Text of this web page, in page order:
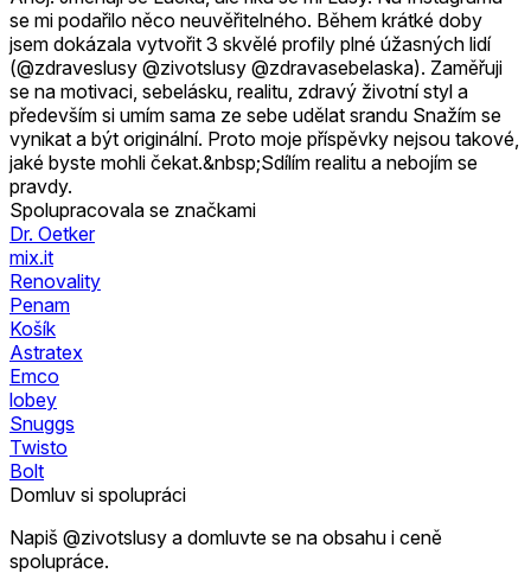
se mi podařilo něco neuvěřitelného. Během krátké doby
jsem dokázala vytvořit 3 skvělé profily plné úžasných lidí
(@zdraveslusy @zivotslusy @zdravasebelaska). Zaměřuji
se na motivaci, sebelásku, realitu, zdravý životní styl a
především si umím sama ze sebe udělat srandu Snažím se
vynikat a být originální. Proto moje příspěvky nejsou takové,
jaké byste mohli čekat.&nbsp;Sdílím realitu a nebojím se
pravdy.
Spolupracovala se značkami
Dr. Oetker
mix.it
Renovality
Penam
Košík
Astratex
Emco
lobey
Snuggs
Twisto
Bolt
Domluv si spolupráci
Napiš @zivotslusy a domluvte se na obsahu i ceně
spolupráce.